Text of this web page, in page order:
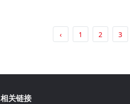
‹ 1 2 3
相关链接